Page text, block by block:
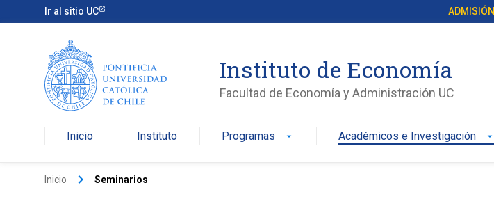
Ir al sitio UC ADMISIÓN
Instituto de Economía
Facultad de Economía y Administración UC
Inicio Instituto Programas arrow_drop_down Académicos e Investigación arrow_drop_down
Inicio keyboard_arrow_right Seminarios